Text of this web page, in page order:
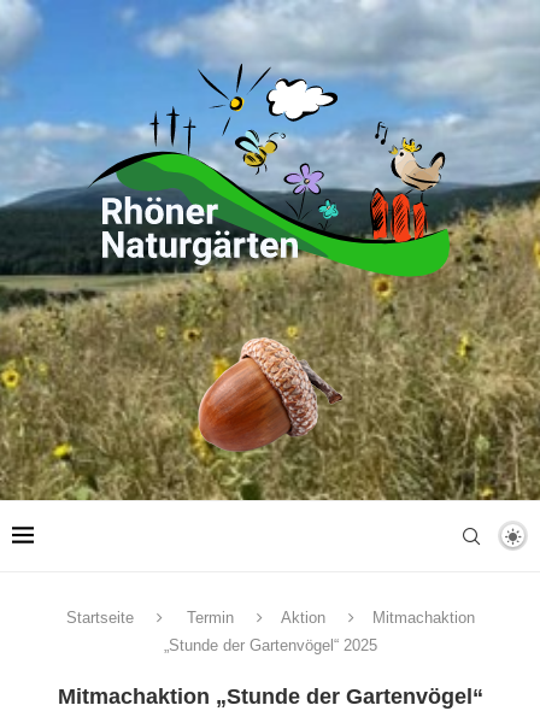
Startseite Termin Aktion
Mitmachaktion
„Stunde der Gartenvögel“ 2025
Mitmachaktion „Stunde der Gartenvögel“